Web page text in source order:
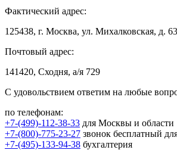
Фактический адрес:
125438, г. Москва, ул. Михалковская, д.
Почтовый адрес:
141420, Сходня, а/я 729
С удовольствием ответим на любые
по телефонам:
+7-(499)-112-38-33 для Москвы и области
+7-(800)-775-23-27 звонок бесплатный
+7-(495)-133-94-38 бухгалтерия